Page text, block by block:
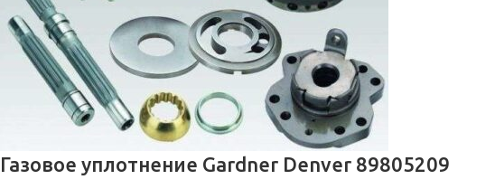
Газовое уплотнение Gardner Denver 89805209